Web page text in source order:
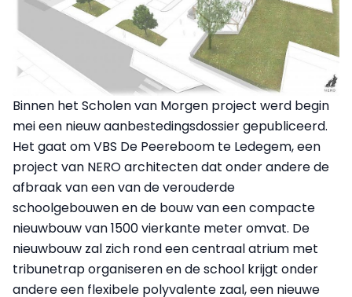
Binnen het Scholen van Morgen project werd begin
mei een nieuw aanbestedingsdossier gepubliceerd.
Het gaat om VBS De Peereboom te Ledegem, een
project van NERO architecten dat onder andere de
afbraak van een van de verouderde
schoolgebouwen en de bouw van een compacte
nieuwbouw van 1500 vierkante meter omvat. De
nieuwbouw zal zich rond een centraal atrium met
tribunetrap organiseren en de school krijgt onder
andere een flexibele polyvalente zaal, een nieuwe